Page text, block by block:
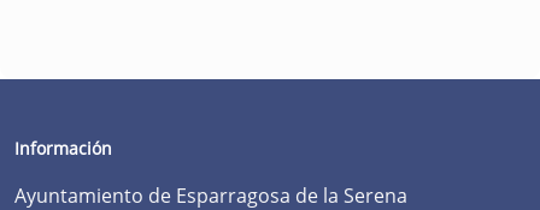
Información
Ayuntamiento de Esparragosa de la Serena